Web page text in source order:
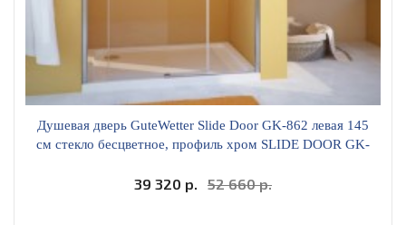
Душевая дверь GuteWetter Slide Door GK-862 левая 145
см стекло бесцветное, профиль хром SLIDE DOOR GK-
39 320 р. 52 660 р.